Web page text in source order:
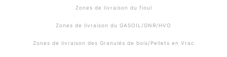
Zones de livraison du fioul
Zones de livraison du GASOIL/GNR/HVO
Zones de livraison des Granulés de bois/Pellets en Vrac